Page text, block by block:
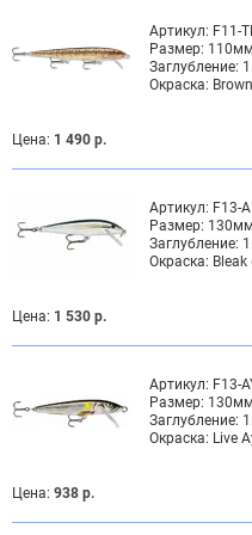
Артикул: F11-
Размер:
Заглубление:
Окраска:
Цена: 1 490 р.
Артикул: F13-
Размер:
Заглубление:
Окраска: Bleak
Цена: 1 530 р.
Артикул: F13-
Размер:
Заглубление:
Окраска: Live
Цена: 938 р.